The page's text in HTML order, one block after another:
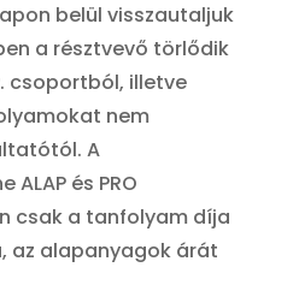
belül visszautaljuk
a résztvevő törlődik
csoportból, illetve
nem
A
és PRO
csak a tanfolyam díja
az alapanyagok árát